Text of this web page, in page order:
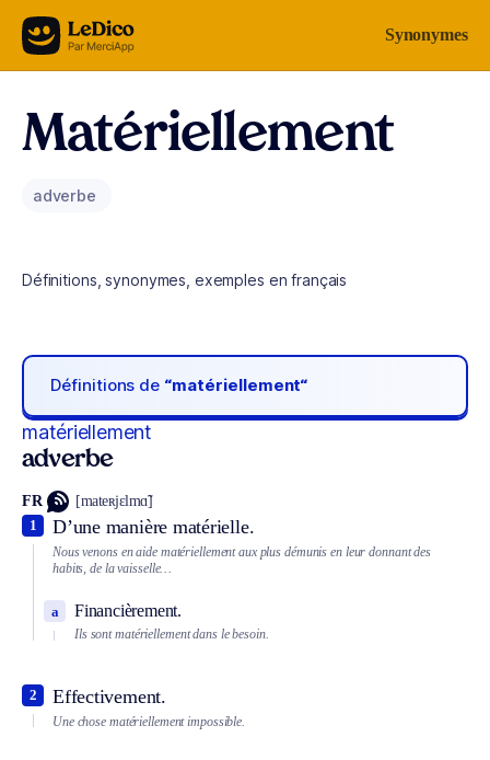
Aller au contenu Synonymes
Matériellement
adverbe
Définitions, synonymes, exemples en français
Définitions de “matériellement“
matériellement
adverbe
FR [mateʀjɛlmɑ̃]
D’une manière matérielle.
1
Nous venons en aide matériellement aux plus démunis en leur donnant des
habits, de la vaisselle…
Financièrement.
a
Ils sont matériellement dans le besoin.
Effectivement.
2
Une chose matériellement impossible.